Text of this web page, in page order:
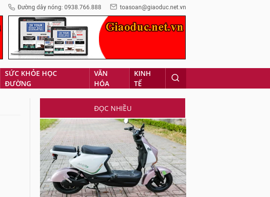
Đường dây nóng: 0938.766.888 toasoan@giaoduc.net.vn
SỨC KHỎE HỌC
ĐƯỜNG
VĂN
HÓA
KINH
TẾ
ĐỌC NHIỀU